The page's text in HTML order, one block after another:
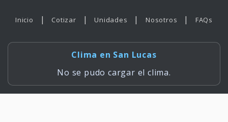
Inicio | Cotizar | Unidades | Nosotros | FAQs
Clima en San Lucas
No se pudo cargar el clima.